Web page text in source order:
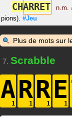
CHARRET n.m.
pions). #Jeu
Plus de mots sur
7. Scrabble
ARRE